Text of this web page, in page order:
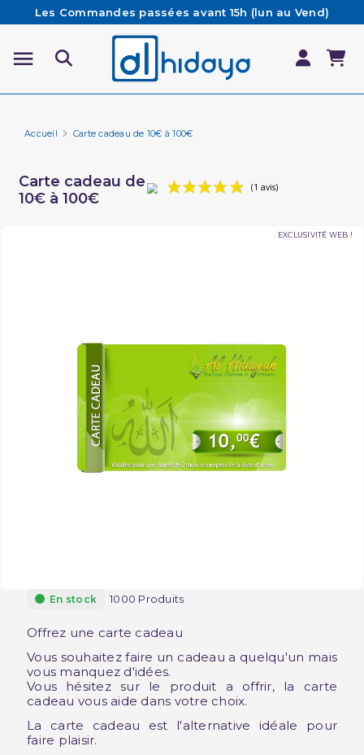
Les Commandes passées avant 15h (lun au Vend)
sont préparées et expédiées le jour même
Besoin d'aide ? Retrouvez notre FAQ
Livraison offerte à partir de 65€ d'achat*
Accueil Carte cadeau de 10€ à 100€
Carte cadeau de
10€ à 100€
EXCLUSIVITÉ WEB !
En stock 1000 Produits
Offrez une carte cadeau
Vous souhaitez faire un cadeau a quelqu'un mais
vous manquez d'idées.
Vous hésitez sur le produit a offrir, la carte
cadeau vous aide dans votre choix.
La carte cadeau est l'alternative idéale pour
faire plaisir.